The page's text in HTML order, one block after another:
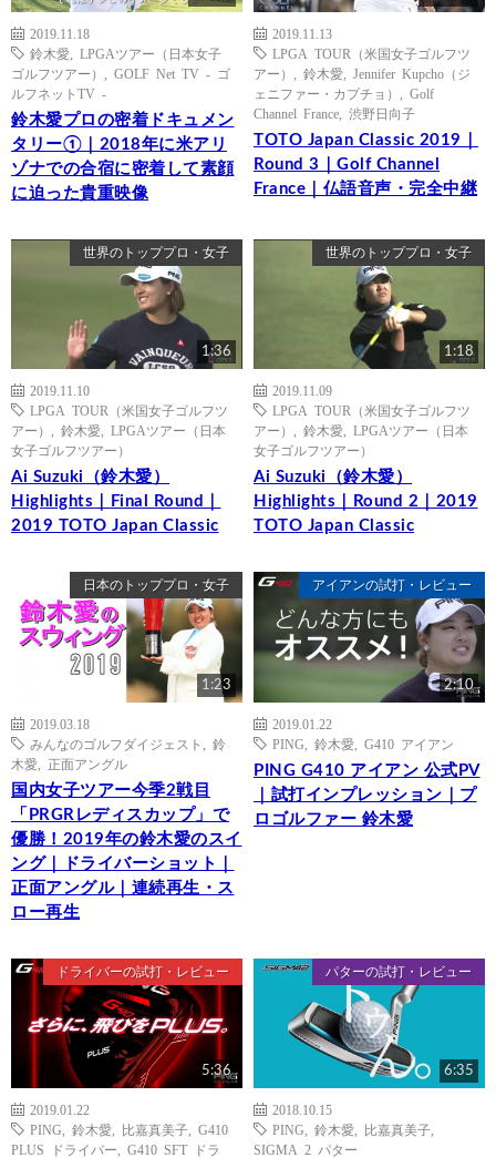
2019.11.18
鈴木愛
LPGAツアー（日本女子
ゴルフツアー）
GOLF Net TV - ゴ
ルフネットTV -
鈴木愛プロの密着ドキュメン
タリー①｜2018年に米アリ
ゾナでの合宿に密着して素顔
に迫った貴重映像
2019.11.13
LPGA TOUR（米国女子ゴルフツ
アー）
鈴木愛
Jennifer Kupcho（ジ
ェニファー・カプチョ）
Golf
Channel France
渋野日向子
TOTO Japan Classic 2019｜
Round 3｜Golf Channel
France｜仏語音声・完全中継
世界のトッププロ・女子
1:36
2019.11.10
LPGA TOUR（米国女子ゴルフツ
アー）
鈴木愛
LPGAツアー（日本
女子ゴルフツアー）
Ai Suzuki（鈴木愛）
Highlights｜Final Round｜
2019 TOTO Japan Classic
世界のトッププロ・女子
1:18
2019.11.09
LPGA TOUR（米国女子ゴルフツ
アー）
鈴木愛
LPGAツアー（日本
女子ゴルフツアー）
Ai Suzuki（鈴木愛）
Highlights｜Round 2｜2019
TOTO Japan Classic
日本のトッププロ・女子
1:23
2019.03.18
みんなのゴルフダイジェスト
鈴
木愛
正面アングル
国内女子ツアー今季2戦目
「PRGRレディスカップ」で
優勝！2019年の鈴木愛のスイ
ング｜ドライバーショット｜
正面アングル｜連続再生・ス
ロー再生
アイアンの試打・レビュー
2:10
2019.01.22
PING
鈴木愛 G410 アイアン
PING G410 アイアン 公式PV
｜試打インプレッション｜プ
ロゴルファー 鈴木愛
ドライバーの試打・レビュー
5:36
2019.01.22
PING
鈴木愛 比嘉真美子
G410
PLUS ドライバー
G410 SFT ドラ
パターの試打・レビュー
6:35
2018.10.15
PING
鈴木愛 比嘉真美子
SIGMA 2 パター